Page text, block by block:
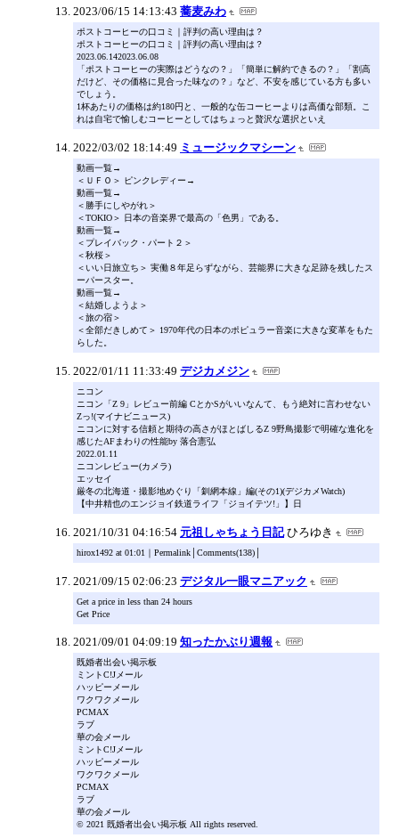
2023/06/15 14:13:43 蕎麦みわ
ポストコーヒーの口コミ｜評判の高い理由は？
ポストコーヒーの口コミ｜評判の高い理由は？
2023.06.142023.06.08
「ポストコーヒーの実際はどうなの？」「簡単に解約できるの？」「割高
だけど、その価格に見合った味なの？」など、不安を感じている方も多い
でしょう。
1杯あたりの価格は約180円と、一般的な缶コーヒーよりは高価な部類。こ
れは自宅で愉しむコーヒーとしてはちょっと贅沢な選択といえ
2022/03/02 18:14:49 ミュージックマシーン
動画一覧→
＜ＵＦＯ＞ ピンクレディー→
動画一覧→
＜勝手にしやがれ＞
＜TOKIO＞ 日本の音楽界で最高の「色男」である。
動画一覧→
＜プレイバック・パート２＞
＜秋桜＞
＜いい日旅立ち＞ 実働８年足らずながら、芸能界に大きな足跡を残したス
ーパースター。
動画一覧→
＜結婚しようよ＞
＜旅の宿＞
＜全部だきしめて＞ 1970年代の日本のポピュラー音楽に大きな変革をもた
らした。
2022/01/11 11:33:49 デジカメジン
ニコン
ニコン「Z 9」レビュー前編 CとかSがいいなんて、もう絶対に言わせない
Zっ!(マイナビニュース)
ニコンに対する信頼と期待の高さがほとばしるZ 9野鳥撮影で明確な進化を
感じたAFまわりの性能by 落合憲弘
2022.01.11
ニコンレビュー(カメラ)
エッセイ
厳冬の北海道・撮影地めぐり「釧網本線」編(その1)(デジカメWatch)
【中井精也のエンジョイ鉄道ライフ「ジョイテツ!」】日
2021/10/31 04:16:54 元祖しゃちょう日記 ひろゆき
hirox1492 at 01:01｜Permalink│Comments(138)│
2021/09/15 02:06:23 デジタル一眼マニアック
Get a price in less than 24 hours
Get Price
2021/09/01 04:09:19 知ったかぶり週報
既婚者出会い掲示板
ミントC!Jメール
ハッピーメール
ワクワクメール
PCMAX
ラブ
華の会メール
ミントC!Jメール
ハッピーメール
ワクワクメール
PCMAX
ラブ
華の会メール
© 2021 既婚者出会い掲示板 All rights reserved.